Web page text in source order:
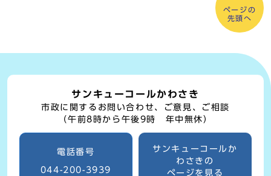
ページの
先頭へ
サンキューコールかわさき
市政に関するお問い合わせ、ご意見、ご相談
（午前8時から午後9時 年中無休）
電話番号
044-200-3939
サンキューコールか
わさきの
ページを見る